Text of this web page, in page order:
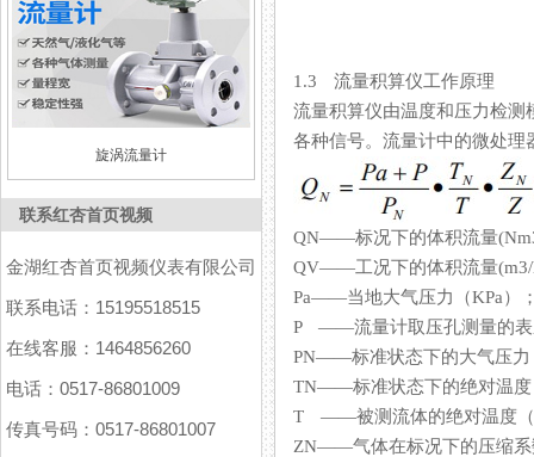
旋涡流量计
联系红杏首页视频
金湖红杏首页视频仪表有限公司
联系电话：15195518515
在线客服：1464856260
电话：0517-86801009
传真号码：0517-86801007
1.3 流量积算仪工作原理
流量积算仪由温度和压力检测模
各种信号。流量计中的微处理器
QN——标况下的体积流量
QV——工况下的体积流量
Pa——当地大气压力（KPa）
P ——流量计取压孔测量的表压
PN——标准状态下的大气压力
TN——标准状态下的绝对温度（
T ——被测流体的绝对温度（K）
ZN——气体在标况下的压缩系数